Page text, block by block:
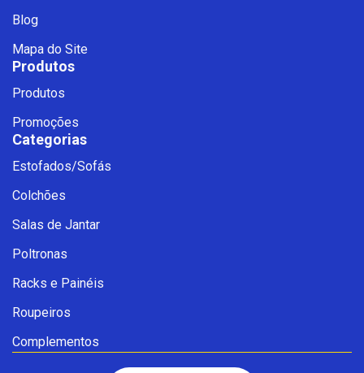
Blog
Mapa do Site
Produtos
Produtos
Promoções
Categorias
Estofados/Sofás
Colchões
Salas de Jantar
Poltronas
Racks e Painéis
Roupeiros
Complementos